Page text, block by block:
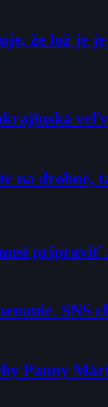
že lož je
drobné,
SNS
Panny